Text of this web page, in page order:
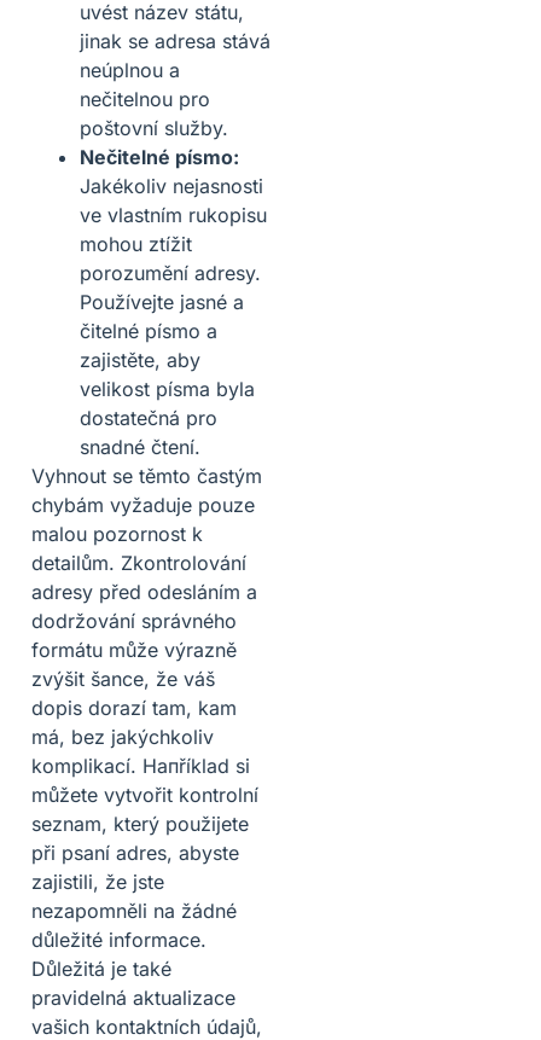
uvést název státu,
jinak se adresa stává
neúplnou a
nečitelnou pro
poštovní služby.
Nečitelné písmo:
Jakékoliv nejasnosti
ve vlastním rukopisu
mohou ztížit
porozumění adresy.
Používejte jasné a
čitelné písmo a
zajistěte, aby
velikost písma byla
dostatečná pro
snadné čtení.
Vyhnout se těmto častým
chybám vyžaduje pouze
malou pozornost k
detailům. Zkontrolování
adresy před odesláním a
dodržování správného
formátu může výrazně
zvýšit šance, že váš
dopis dorazí tam, kam
má, bez jakýchkoliv
komplikací. Напříklad si
můžete vytvořit kontrolní
seznam, který použijete
při psaní adres, abyste
zajistili, že jste
nezapomněli na žádné
důležité informace.
Důležitá je také
pravidelná aktualizace
vašich kontaktních údajů,